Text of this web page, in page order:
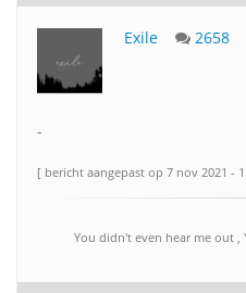
Exile 2658
-
[ bericht aangepast op 7 nov 2021 -
You didn't even hear me out ,